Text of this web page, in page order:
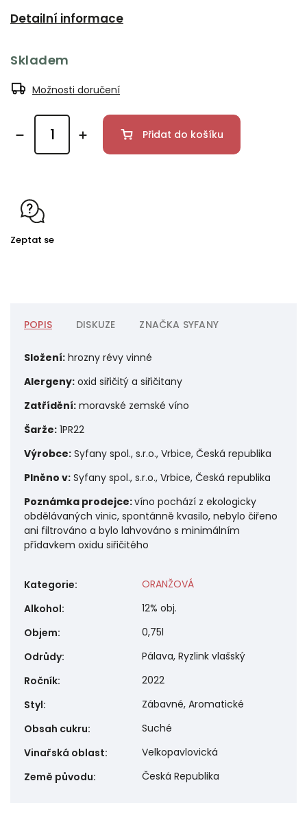
Detailní informace
Skladem
Možnosti doručení
Přidat do košíku
Zeptat se
POPIS DISKUZE ZNAČKA SYFANY
Složení: hrozny révy vinné
Alergeny: oxid siřičitý a siřičitany
Zatřídění: moravské zemské víno
Šarže: 1PR22
Výrobce: Syfany spol., s.r.o., Vrbice, Česká republika
Plněno v: Syfany spol., s.r.o., Vrbice, Česká republika
Poznámka prodejce:víno pochází z ekologicky
obdělávaných vinic, spontánně kvasilo, nebylo čiřeno
ani filtrováno a bylo lahvováno s minimálním
přídavkem oxidu siřičitého
Kategorie:
ORANŽOVÁ
Alkohol:
12% obj.
Objem:
0,75l
Odrůdy:
Pálava, Ryzlink vlašský
Ročník:
2022
Styl:
Zábavné, Aromatické
Obsah cukru:
Suché
Vinařská oblast:
Velkopavlovická
Země původu: Česká Republika